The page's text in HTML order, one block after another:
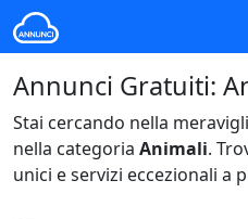
Stai cercando nella
nella categoria Animali.
unici e servizi eccezionali a